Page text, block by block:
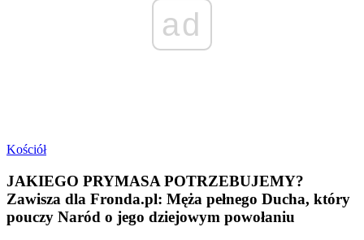
ad
Kościół
JAKIEGO PRYMASA POTRZEBUJEMY?
Zawisza dla Fronda.pl: Męża pełnego Ducha, który
pouczy Naród o jego dziejowym powołaniu